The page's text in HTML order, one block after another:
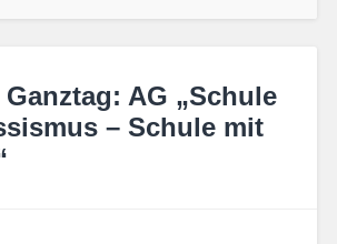
AG „Schule
– Schule mit